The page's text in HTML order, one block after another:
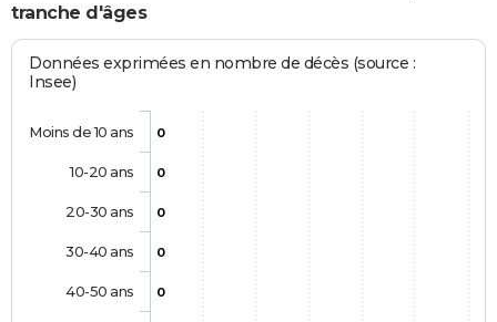
tranche d'âges
Données exprimées en nombre de décès (source :
Insee)
0
0
0
0
0
Moins de 10 ans
10-20 ans
20-30 ans
30-40 ans
40-50 ans